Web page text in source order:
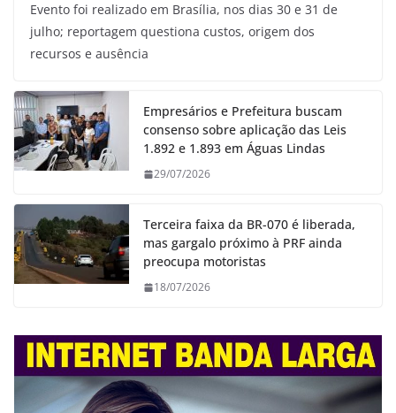
Evento foi realizado em Brasília, nos dias 30 e 31 de
julho; reportagem questiona custos, origem dos
recursos e ausência
Empresários e Prefeitura buscam
consenso sobre aplicação das Leis
1.892 e 1.893 em Águas Lindas
29/07/2026
Terceira faixa da BR-070 é liberada,
mas gargalo próximo à PRF ainda
preocupa motoristas
18/07/2026